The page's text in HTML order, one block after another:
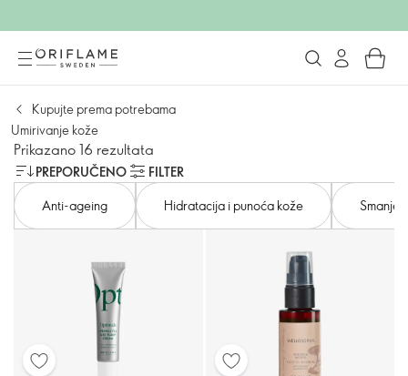
Kupujte prema potrebama
Umirivanje kože
Prikazano 16 rezultata
PREPORUČENO
FILTER
Anti-ageing
Hidratacija i punoća kože